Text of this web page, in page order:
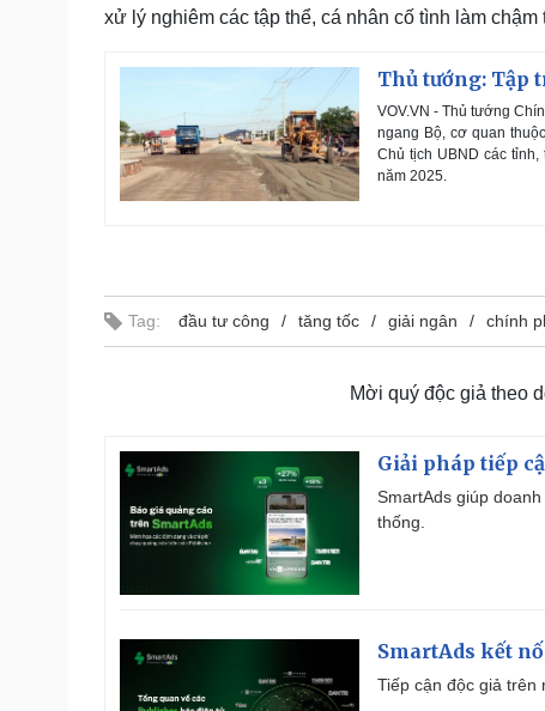
xử lý nghiêm các tập thể, cá nhân cố tình làm
Thủ tướng: Tập
VOV.VN - Thủ tướng
ngang Bộ, cơ quan
Chủ tịch UBND các
năm 2025.
Tag: đầu tư công tăng tốc giải ngân chính
Mời quý độc giả theo
Giải pháp tiếp
SmartAds giúp
thống.
SmartAds kết
Tiếp cận độc giả trên